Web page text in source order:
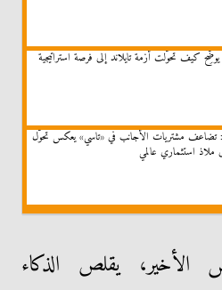
كيف تحوَّلت أزمة تايلاند إلى فرصة استراتيجية
تضاعف مشتريات الأجانب في «تاسي» يعكس تحوُّل
ملاذ استثماري عالمي
الأخير، يقلص الذكاء